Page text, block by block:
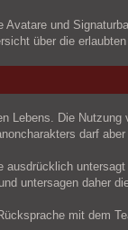
und
über die
Lebens. Die
darf
untersagen daher
mit dem